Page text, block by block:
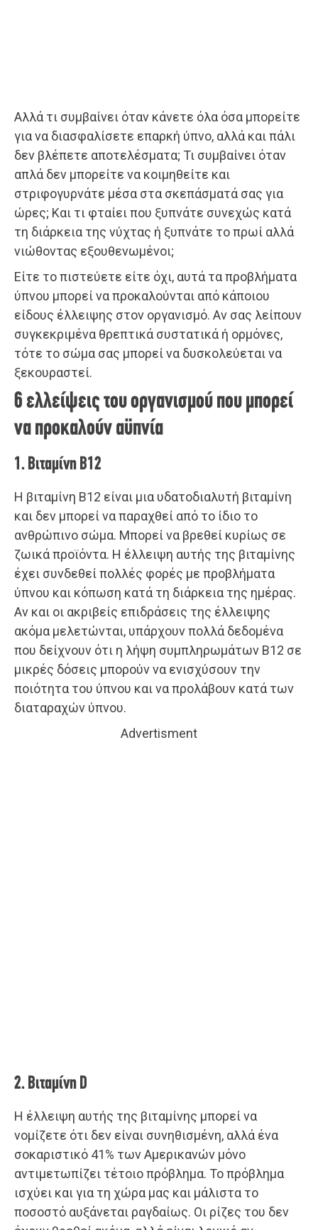
Αλλά τι συμβαίνει όταν κάνετε όλα όσα μπορείτε
για να διασφαλίσετε επαρκή ύπνο, αλλά και πάλι
δεν βλέπετε αποτελέσματα; Τι συμβαίνει όταν
απλά δεν μπορείτε να κοιμηθείτε και
στριφογυρνάτε μέσα στα σκεπάσματά σας για
ώρες; Και τι φταίει που ξυπνάτε συνεχώς κατά
τη διάρκεια της νύχτας ή ξυπνάτε το πρωί αλλά
νιώθοντας εξουθενωμένοι;
Είτε το πιστεύετε είτε όχι, αυτά τα προβλήματα
ύπνου μπορεί να προκαλούνται από κάποιου
είδους έλλειψης στον οργανισμό. Αν σας λείπουν
συγκεκριμένα θρεπτικά συστατικά ή ορμόνες,
τότε το σώμα σας μπορεί να δυσκολεύεται να
ξεκουραστεί.
6 ελλείψεις του οργανισμού που μπορεί
να προκαλούν αϋπνία
1. Βιταμίνη Β12
Η βιταμίνη Β12 είναι μια υδατοδιαλυτή βιταμίνη
και δεν μπορεί να παραχθεί από το ίδιο το
ανθρώπινο σώμα. Μπορεί να βρεθεί κυρίως σε
ζωικά προϊόντα. Η έλλειψη αυτής της βιταμίνης
έχει συνδεθεί πολλές φορές με προβλήματα
ύπνου και κόπωση κατά τη διάρκεια της ημέρας.
Αν και οι ακριβείς επιδράσεις της έλλειψης
ακόμα μελετώνται, υπάρχουν πολλά δεδομένα
που δείχνουν ότι η λήψη συμπληρωμάτων Β12 σε
μικρές δόσεις μπορούν να ενισχύσουν την
ποιότητα του ύπνου και να προλάβουν κατά των
διαταραχών ύπνου.
Advertisment
2. Βιταμίνη D
Η έλλειψη αυτής της βιταμίνης μπορεί να
νομίζετε ότι δεν είναι συνηθισμένη, αλλά ένα
σοκαριστικό 41% των Αμερικανών μόνο
αντιμετωπίζει τέτοιο πρόβλημα. Το πρόβλημα
ισχύει και για τη χώρα μας και μάλιστα το
ποσοστό αυξάνεται ραγδαίως. Οι ρίζες του δεν